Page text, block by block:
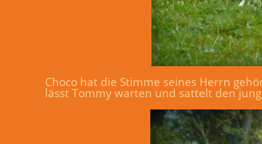
Choco hat die Stimme seines Herrn
lässt Tommy warten und sattelt den